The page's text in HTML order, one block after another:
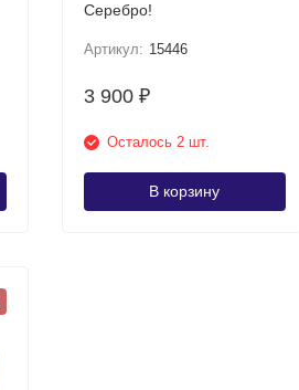
Серебро!
Артикул: 15446
3 900 ₽
Осталось 2 шт.
В корзину